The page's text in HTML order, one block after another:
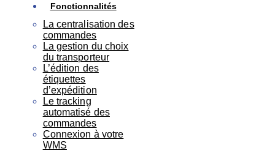
Fonctionnalités
La centralisation des
commandes
La gestion du choix
du transporteur
L’édition des
étiquettes
d’expédition
Le tracking
automatisé des
commandes
Connexion à votre
WMS